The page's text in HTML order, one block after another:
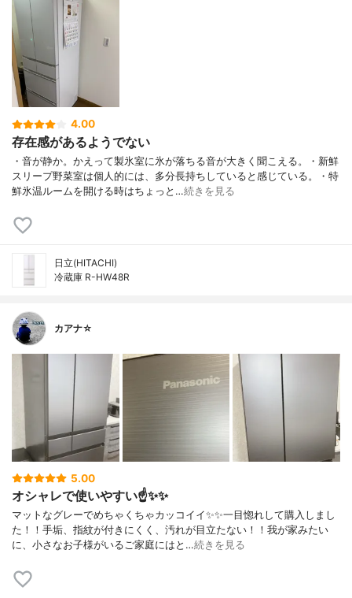
4.00
存在感があるようでない
・音が静か。かえって製氷室に氷が落ちる音が大きく聞こえる。・新鮮
スリープ野菜室は個人的には、多分長持ちしていると感じている。・特
鮮氷温ルームを開ける時はちょっと…続きを見る
日立(HITACHI)
冷蔵庫 R-HW48R
カアナ☆
5.00
オシャレで使いやすい☝️✨✨
マットなグレーでめちゃくちゃカッコイイ✨✨一目惚れして購入しまし
た！！手垢、指紋が付きにくく、汚れが目立たない！！我が家みたい
に、小さなお子様がいるご家庭にはと…続きを見る